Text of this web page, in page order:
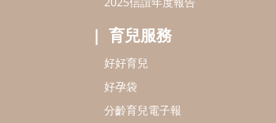
育兒服務
好好育兒
好孕袋
分齡育兒電子報